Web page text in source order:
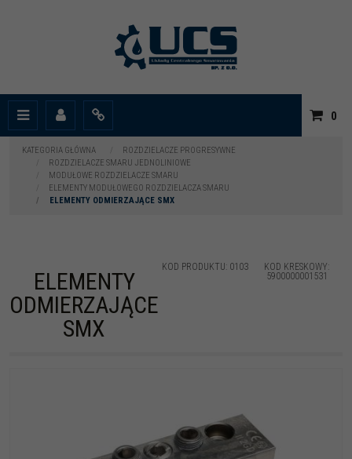
Menu Panel Info
0
KATEGORIA GŁÓWNA
ROZDZIELACZE PROGRESYWNE
ROZDZIELACZE SMARU JEDNOLINIOWE
MODUŁOWE ROZDZIELACZE SMARU
ELEMENTY MODUŁOWEGO ROZDZIELACZA SMARU
/
ELEMENTY ODMIERZAJĄCE SMX
ELEMENTY
ODMIERZAJĄCE
SMX
KOD PRODUKTU: 0103 KOD KRESKOWY:
5900000001531